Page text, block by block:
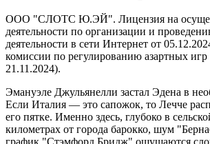
ООО "СЛОТС Ю.ЭЙ". Лицензия на
деятельности по организации и
деятельности в сети Интернет от
комиссии по регулированию азартных
21.11.2024).
Эмануэле Джульянелли застал Эдена в
Если Италия — это сапожок, то Лечче
его пятке. Именно здесь, глубоко в
километрах от города барокко, шум